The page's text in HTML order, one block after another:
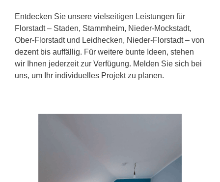
Entdecken Sie unsere vielseitigen Leistungen für
Florstadt – Staden, Stammheim, Nieder-Mockstadt,
Ober-Florstadt und Leidhecken, Nieder-Florstadt – von
dezent bis auffällig. Für weitere bunte Ideen, stehen
wir Ihnen jederzeit zur Verfügung. Melden Sie sich bei
uns, um Ihr individuelles Projekt zu planen.